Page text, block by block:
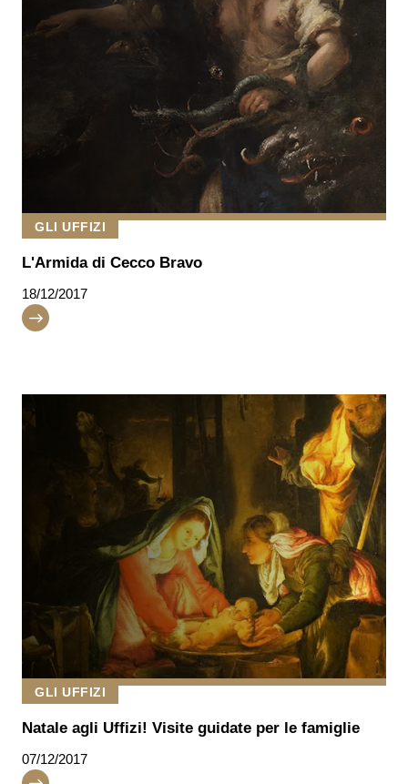
GLI UFFIZI
L'Armida di Cecco Bravo
18/12/2017
GLI UFFIZI
Natale agli Uffizi! Visite guidate per le famiglie
07/12/2017